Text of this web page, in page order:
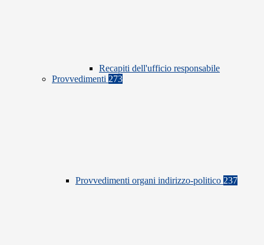
Recapiti dell'ufficio responsabile
Provvedimenti 273
Provvedimenti organi indirizzo-politico 237